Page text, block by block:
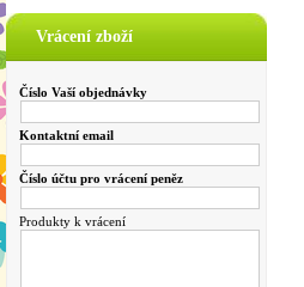
Vrácení zboží
Číslo Vaší objednávky
Kontaktní email
Číslo účtu pro vrácení peněz
Produkty k vrácení